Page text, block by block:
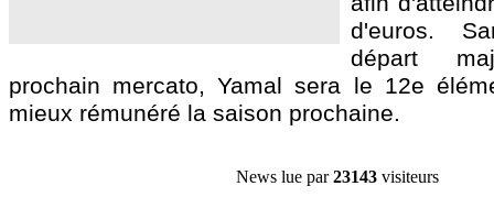
d'euros.
départ
prochain mercato, Yamal sera le 12e
mieux rémunéré la saison prochaine.
News lue par23143 visiteurs